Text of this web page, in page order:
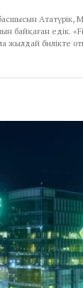
Ататүрік,
байқаған едік.
жылдай билікте